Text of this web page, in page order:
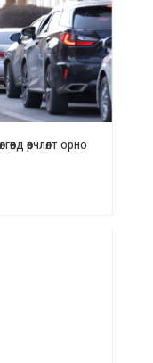
өөрчлөлт орно